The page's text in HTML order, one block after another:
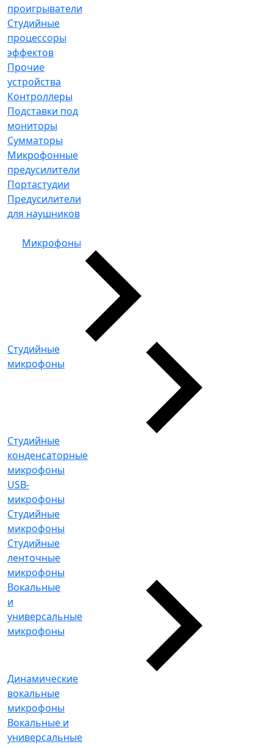
проигрыватели
Студийные
процессоры
эффектов
Прочие
устройства
Контроллеры
Подставки под
мониторы
Сумматоры
Микрофонные
предусилители
Портастудии
Предусилители
для наушников
Микрофоны
Студийные
микрофоны
Студийные
конденсаторные
микрофоны
USB-
микрофоны
Студийные
микрофоны
Студийные
ленточные
микрофоны
Вокальные
и
универсальные
микрофоны
Динамические
вокальные
микрофоны
Вокальные и
универсальные